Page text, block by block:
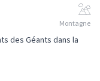
Montagne
des Géants dans la